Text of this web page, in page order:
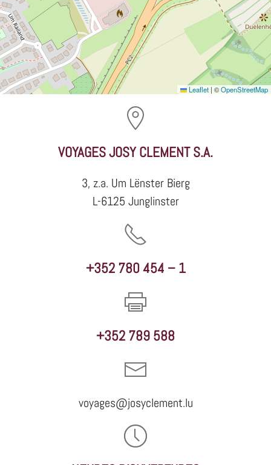
Leaflet | ©OpenStreetMap
VOYAGES JOSY CLEMENT S.A.
3, z.a. Um Lënster Bierg
L-6125 Junglinster
+352 780 454 – 1
+352 789 588
voyages@josyclement.lu